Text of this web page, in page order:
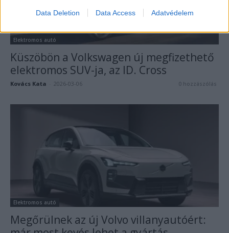
Data Deletion Data Access Adatvédelem
Elektromos autó
Küszöbön a Volkswagen új megfizethető
elektromos SUV-ja, az ID. Cross
Kovács Kata 2026-03-06 0 hozzászólás
Elektromos autó
Megőrülnek az új Volvo villanyautóért: